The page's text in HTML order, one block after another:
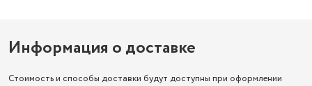
Информация о доставке
Стоимость и способы доставки будут доступны при оформлении